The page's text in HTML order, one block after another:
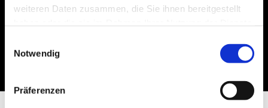
weiteren Daten zusammen, die Sie ihnen bereitgestellt
Notwendig
Präferenzen